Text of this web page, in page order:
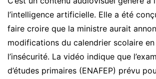
l’intelligence artificielle. Elle a été
faire croire que la ministre aurait
modifications du calendrier scolaire
l’insécurité. La vidéo indique que
d’études primaires (ENAFEP) prévu